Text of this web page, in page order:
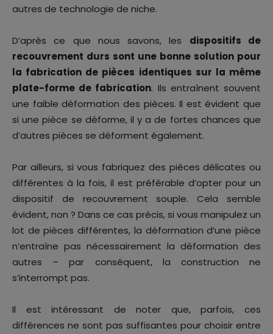
autres de technologie de niche.
D’après ce que nous savons, les dispositifs de
recouvrement durs sont une bonne solution pour
la fabrication de pièces identiques sur la même
plate-forme de fabrication. Ils entraînent souvent
une faible déformation des pièces. Il est évident que
si une pièce se déforme, il y a de fortes chances que
d’autres pièces se déforment également.
Par ailleurs, si vous fabriquez des pièces délicates ou
différentes à la fois, il est préférable d’opter pour un
dispositif de recouvrement souple. Cela semble
évident, non ? Dans ce cas précis, si vous manipulez un
lot de pièces différentes, la déformation d’une pièce
n’entraîne pas nécessairement la déformation des
autres – par conséquent, la construction ne
s’interrompt pas.
Il est intéressant de noter que, parfois, ces
différences ne sont pas suffisantes pour choisir entre